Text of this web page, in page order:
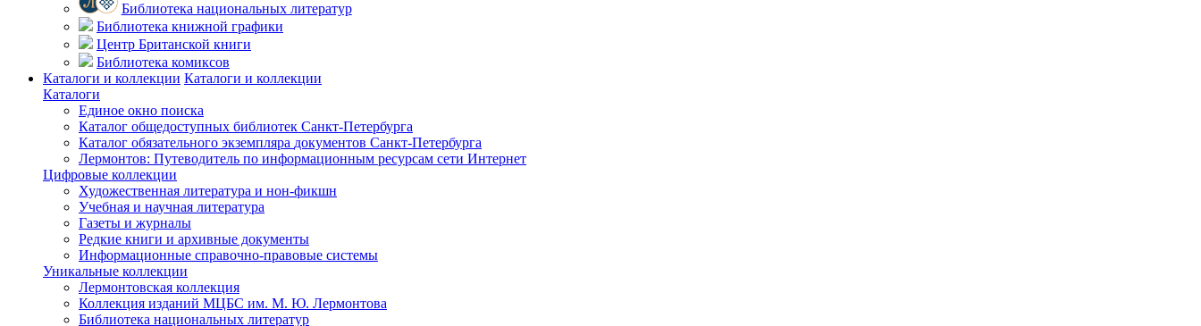
Библиотека национальных литератур
Библиотека книжной графики
Центр Британской книги
Библиотека комиксов
Каталоги и коллекции Каталоги и коллекции
Каталоги
Единое окно поиска
Каталог общедоступных библиотек Санкт-Петербурга
Каталог обязательного экземпляра документов Санкт-Петербурга
Лермонтов: Путеводитель по информационным ресурсам сети Интернет
Цифровые коллекции
Художественная литература и нон-фикшн
Учебная и научная литература
Газеты и журналы
Редкие книги и архивные документы
Информационные справочно-правовые системы
Уникальные коллекции
Лермонтовская коллекция
Коллекция изданий МЦБС им. М. Ю. Лермонтова
Библиотека национальных литератур